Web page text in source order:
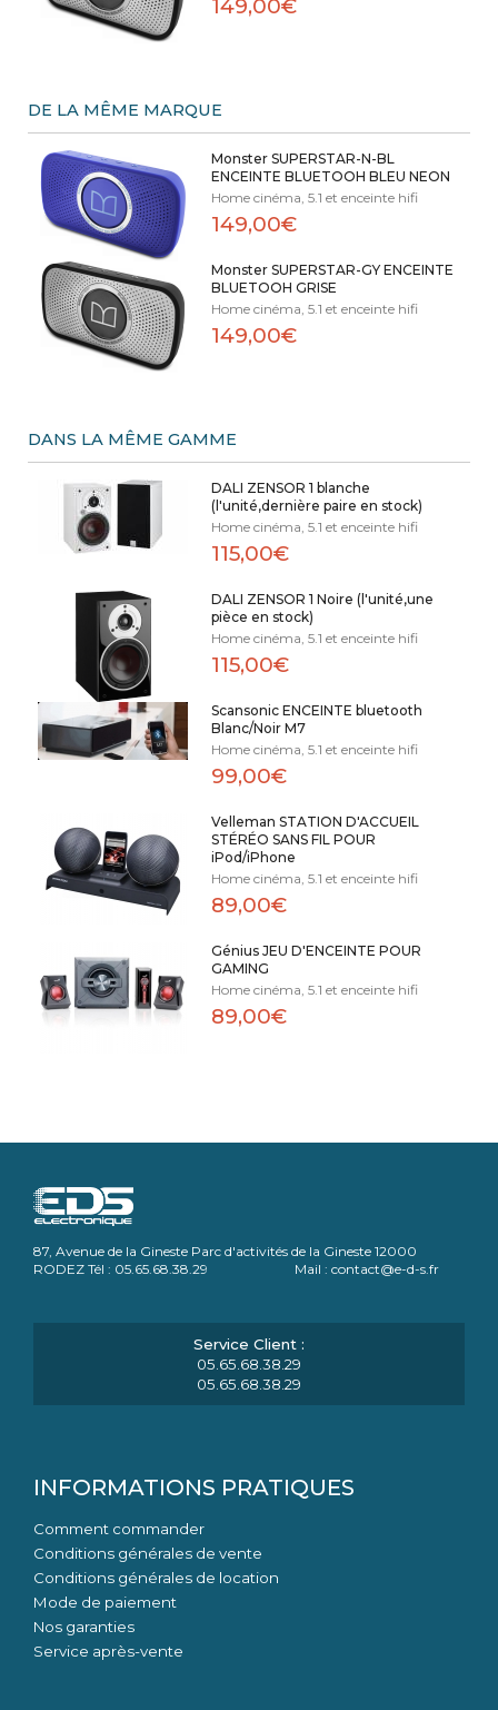
149,00€
DE LA MÊME MARQUE
Monster SUPERSTAR-N-BL
ENCEINTE BLUETOOH BLEU NEON
Home cinéma, 5.1 et enceinte hifi
149,00€
Monster SUPERSTAR-GY ENCEINTE
BLUETOOH GRISE
Home cinéma, 5.1 et enceinte hifi
149,00€
DANS LA MÊME GAMME
DALI ZENSOR 1 blanche
(l'unité,dernière paire en stock)
Home cinéma, 5.1 et enceinte hifi
115,00€
DALI ZENSOR 1 Noire (l'unité,une
pièce en stock)
Home cinéma, 5.1 et enceinte hifi
115,00€
Scansonic ENCEINTE bluetooth
Blanc/Noir M7
Home cinéma, 5.1 et enceinte hifi
99,00€
Velleman STATION D'ACCUEIL
STÉRÉO SANS FIL POUR
iPod/iPhone
Home cinéma, 5.1 et enceinte hifi
89,00€
Génius JEU D'ENCEINTE POUR
GAMING
Home cinéma, 5.1 et enceinte hifi
89,00€
87, Avenue de la Gineste Parc d'activités de la Gineste 12000
RODEZ Tél : 05.65.68.38.29 Mail : contact@e-d-s.fr
05.65.68.38.29
05.65.68.38.29
INFORMATIONS PRATIQUES
Comment commander
Conditions générales de vente
Conditions générales de location
Mode de paiement
Nos garanties
Service après-vente